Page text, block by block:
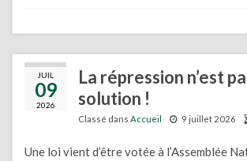
JUIL
09
2026
La répression n’est
solution !
Classé dans Accueil 9 juillet 2026
Une loi vient d’être votée à l’Assemblée